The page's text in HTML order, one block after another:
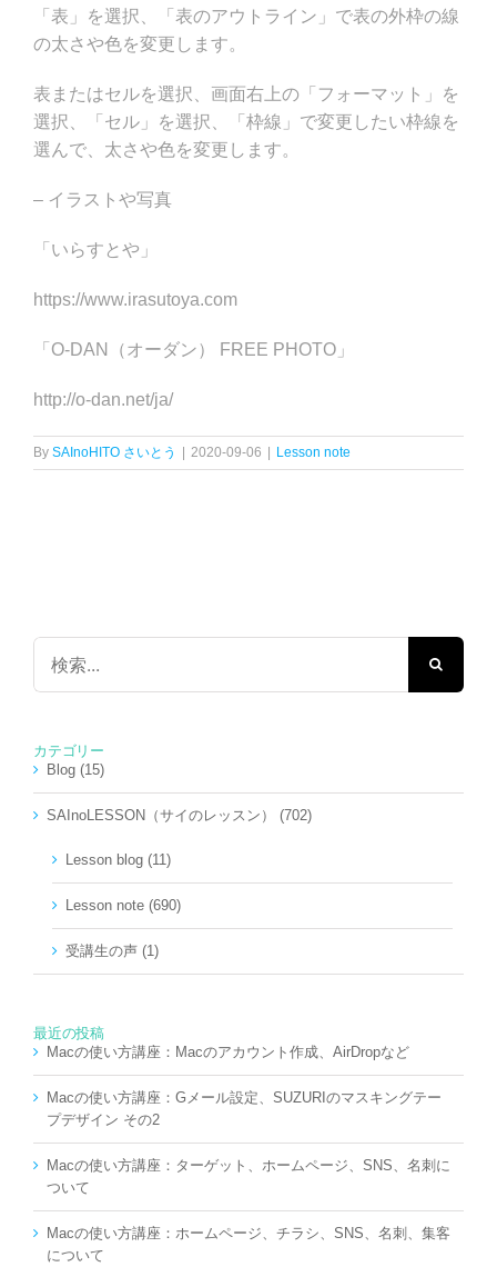
「表」を選択、「表のアウトライン」で表の外枠の線
の太さや色を変更します。
表またはセルを選択、画面右上の「フォーマット」を
選択、「セル」を選択、「枠線」で変更したい枠線を
選んで、太さや色を変更します。
– イラストや写真
「いらすとや」
https://www.irasutoya.com
「O-DAN（オーダン） FREE PHOTO」
http://o-dan.net/ja/
By SAInoHITO さいとう 2020-09-06 Lesson note
検
…
カテゴリー
Blog (15)
SAInoLESSON（サイのレッスン） (702)
Lesson blog (11)
Lesson note (690)
受講生の声 (1)
最近の投稿
Macの使い方講座：Macのアカウント作成、AirDropなど
Macの使い方講座：Gメール設定、SUZURIのマスキングテー
プデザイン その2
Macの使い方講座：ターゲット、ホームページ、SNS、名刺に
ついて
Macの使い方講座：ホームページ、チラシ、SNS、名刺、集客
について